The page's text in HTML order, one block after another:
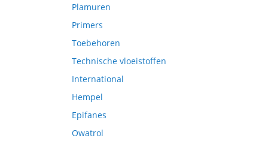
Plamuren
Primers
Toebehoren
Technische vloeistoffen
International
Hempel
Epifanes
Owatrol